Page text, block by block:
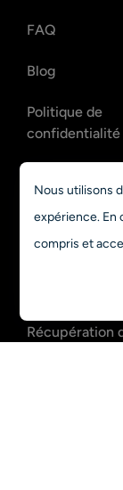
FAQ
Blog
Politique de
confidentialité
cookies
Récupération
Nous utilisons
expérience. En
compris et